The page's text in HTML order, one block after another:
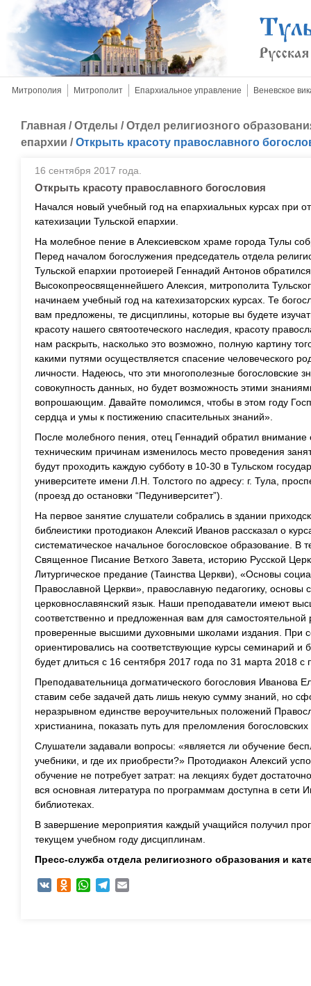
Митрополия Митрополит Епархиальное управление Веневское
Главная /Отделы /Отдел религиозного
епархии /Открыть красоту православного
16 сентября 2017 года.
Открыть красоту православного богословия
Начался новый учебный год на епархиальных курсах при
катехизации Тульской епархии.
На молебное пение в Алексиевском храме города Тулы
Перед началом богослужения председатель отдела
Тульской епархии протоиерей Геннадий Антонов
Высокопреосвященнейшего Алексия, митрополита
начинаем учебный год на катехизаторских курсах. Те
вам предложены, те дисциплины, которые вы будете
красоту нашего святоотеческого наследия, красоту
нам раскрыть, насколько это возможно, полную картину
какими путями осуществляется спасение человеческого
личности. Надеюсь, что эти многополезные богословские
совокупность данных, но будет возможность этими
вопрошающим. Давайте помолимся, чтобы в этом году
сердца и умы к постижению спасительных знаний».
После молебного пения, отец Геннадий обратил внимание
техническим причинам изменилось место проведения
будут проходить каждую субботу в 10-30 в Тульском
университете имени Л.Н. Толстого по адресу: г. Тула,
(проезд до остановки “Педуниверситет”).
На первое занятие слушатели собрались в здании
библеистики протодиакон Алексий Иванов рассказал о
систематическое начальное богословское образование. В
Священное Писание Ветхого Завета, историю Русской
Литургическое предание (Таинства Церкви), «Основы
Православной Церкви», православную педагогику, основы
церковнославянский язык. Наши преподаватели имеют
соответственно и предложенная вам для самостоятельной
проверенные высшими духовными школами издания. При
ориентировались на соответствующие курсы семинарий и
будет длиться с 16 сентября 2017 года по 31 марта 2018
Преподавательница догматического богословия Иванова
ставим себе задачей дать лишь некую сумму знаний, но
неразрывном единстве вероучительных положений
христианина, показать путь для преломления
Слушатели задавали вопросы: «является ли обучение
учебники, и где их приобрести?» Протодиакон Алексий
обучение не потребует затрат: на лекциях будет
вся основная литература по программам доступна в сети
библиотеках.
В завершение мероприятия каждый учащийся получил
текущем учебном году дисциплинам.
Пресс-служба отдела религиозного образования и
VK Odnoklassniki
WhatsAppTelegram